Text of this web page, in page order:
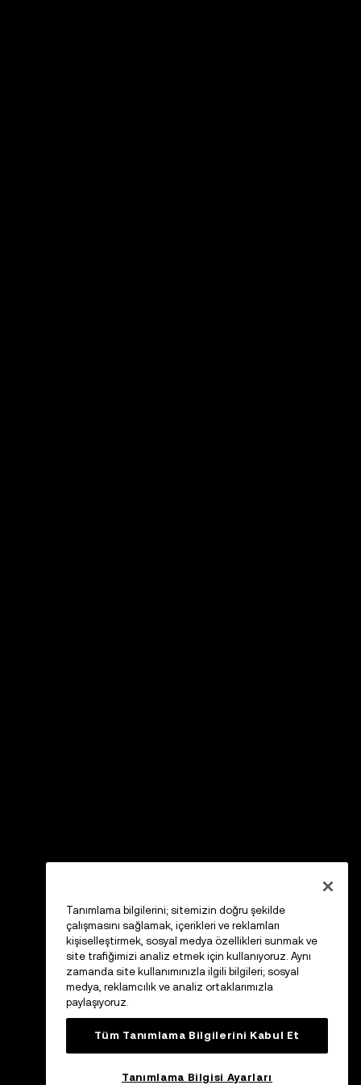
Tanımlama bilgilerini; sitemizin doğru şekilde
çalışmasını sağlamak, içerikleri ve reklamları
kişiselleştirmek, sosyal medya özellikleri sunmak ve
site trafiğimizi analiz etmek için kullanıyoruz. Aynı
zamanda site kullanımınızla ilgili bilgileri; sosyal
medya, reklamcılık ve analiz ortaklarımızla
paylaşıyoruz.
Tüm Tanımlama Bilgilerini Kabul Et
Tanımlama Bilgisi Ayarları